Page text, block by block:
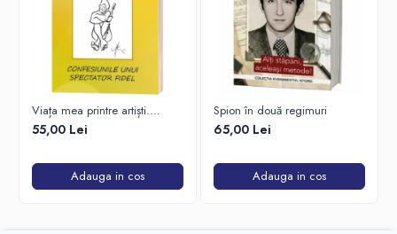
Viața mea printre artiști.
Confesiunile unui spectator
fidel
55,00 Lei
Adauga in cos
Spion în două regimuri
65,00 Lei
Adauga in cos